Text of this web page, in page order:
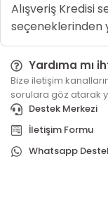
Alışveriş Kredisi
seçeneklerinden
Yardıma mı
Bize iletişim
sorulara göz atarak
Destek Merkezi
İletişim Formu
Whatsapp